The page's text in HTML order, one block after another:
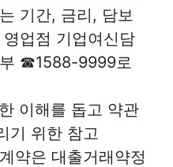
기간, 금리, 담보
업점 기업여신담
☎1588-9999로
이해를 돕고 약관
기 위한 참고
약은 대출거래약정